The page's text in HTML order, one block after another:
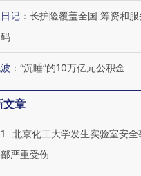
记 ： 长护险覆盖全国 筹资和
： “沉睡”的10万亿元公积金
文章
北京化工大学发生实验室安全
严重受伤